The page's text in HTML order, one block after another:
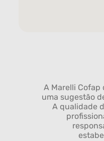
A Marelli Cofap
uma sugestão
A qualidade